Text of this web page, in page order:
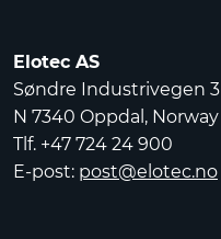
Elotec AS
Søndre Industrivegen 3
N 7340 Oppdal, Norway
Tlf. +47 724 24 900
E-post: post@elotec.no